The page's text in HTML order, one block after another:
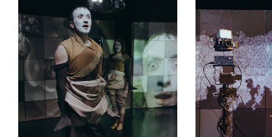
Körperoptimierung und deren
und Risse einer glatten Designwelt,
HINWEIS: In der Inszenierung
Einsatz!
Infos zur Barrierefreiheit